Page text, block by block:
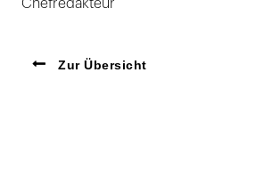
Chefredakteur
Zur Übersicht